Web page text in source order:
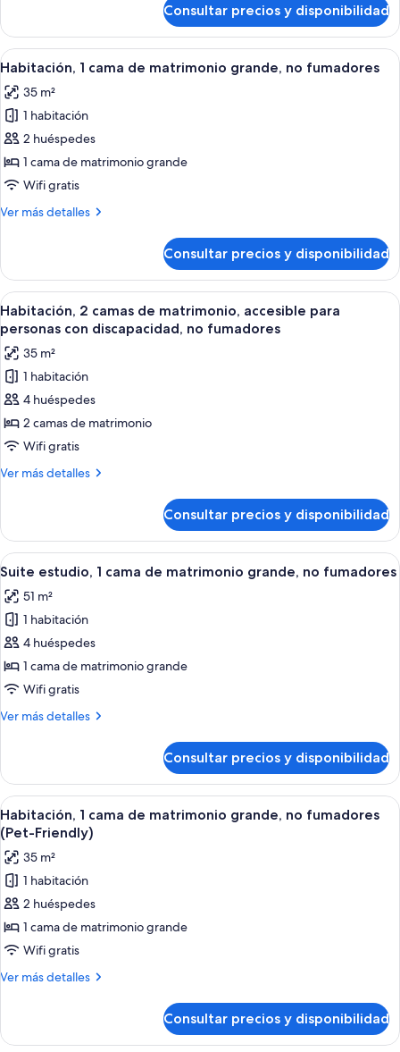
no
fumadores
1
cama
de
grande,
no
fumadores
Consultar precios y disponibilidad
Abrir
todas
las
fotos
de
Habitación,
1
de
no
fumadores
Habitación de hotel con una cama
5
Habitación, 1 cama de matrimonio grande, no fumadores
35 m²
1 habitación
2 huéspedes
1 cama de matrimonio grande
Wifi gratis
Ver más detalles
Más
1
cama
de
matrimonio
grande,
no
fumadores
Consultar precios y disponibilidad
Abrir
todas
las
fotos
de
Habitación,
2
camas
de
para
personas
con
discapacidad,
no
fumadores
Habitación de hotel con dos camas,
4
Habitación, 2 camas de matrimonio, accesible para
personas con discapacidad, no fumadores
35 m²
1 habitación
4 huéspedes
2 camas de matrimonio
Wifi gratis
Ver más detalles
Más
2
camas
de
accesible
para
personas
con
discapacidad,
no
fumadores
Consultar precios y disponibilidad
Abrir
todas
las
fotos
de
Suite
estudio,
cama
grande,
no
fumadores
Una habitación de hotel moderna
6
Suite estudio, 1 cama de matrimonio grande, no fumadores
51 m²
1 habitación
4 huéspedes
1 cama de matrimonio grande
Wifi gratis
Ver más detalles
Más
estudio,
cama
de
matrimonio
grande,
no
fumadores
Consultar precios y disponibilidad
Abrir
todas
las
fotos
de
Habitación,
1
cama
de
no
Habitación de hotel con una cama
4
Habitación, 1 cama de matrimonio grande, no fumadores
(Pet-Friendly)
35 m²
1 habitación
2 huéspedes
1 cama de matrimonio grande
Wifi gratis
Ver más detalles
Más
1
Consultar precios y disponibilidad